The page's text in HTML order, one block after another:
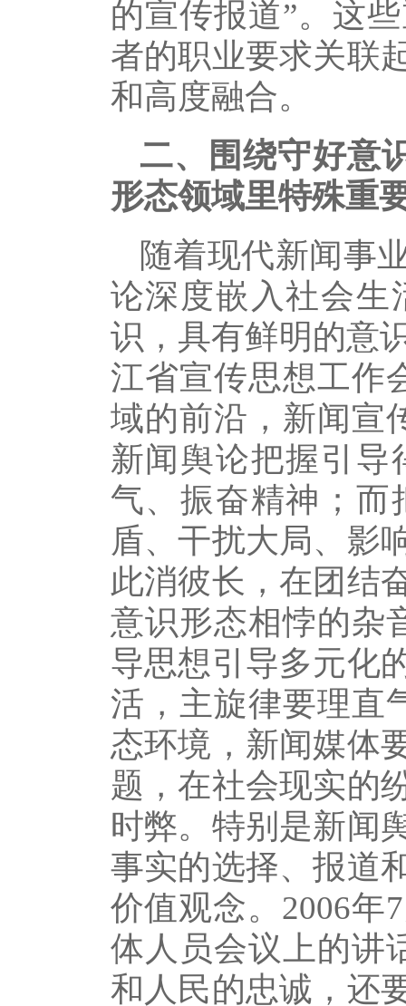
的宣传报道”。这
者的职业要求关联
和高度融合。
二、围绕守好意
形态领域里特殊重
随着现代新闻事
论深度嵌入社会生
识，具有鲜明的意
江省宣传思想工作
域的前沿，新闻宣
新闻舆论把握引导
气、振奋精神；而
盾、干扰大局、影
此消彼长，在团结
意识形态相悖的杂
导思想引导多元化
活，主旋律要理直
态环境，新闻媒体
题，在社会现实的
时弊。特别是新闻
事实的选择、报道
价值观念。2006年
体人员会议上的讲
和人民的忠诚，还